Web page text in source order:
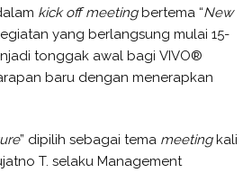
kick off meetingbertema “New
yang berlangsung mulai 15-
tonggak awal bagi VIVO®
baru dengan menerapkan
” dipilih sebagai tema meetingkali
T. selaku Management